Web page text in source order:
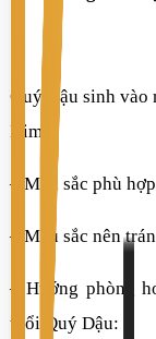
Quý Dậu sinh vào
Kim
– Màu sắc phù
– Màu sắc nên
– Hướng phòng
tuổi Quý Dậu: